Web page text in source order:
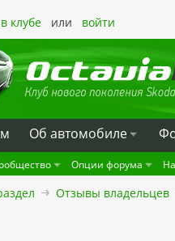
клубе или войти
Oб автомобиле
Опции форума
Отзывы владельцев